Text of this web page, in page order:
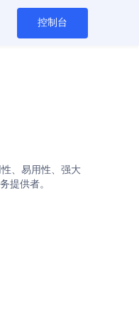
控制台
、易用性、强大
提供者。